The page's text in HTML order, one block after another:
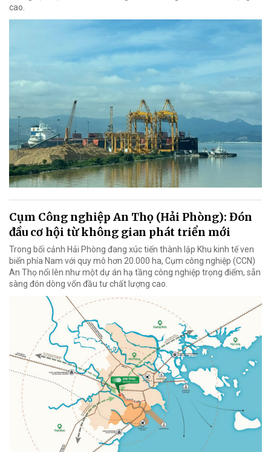
cao.
Cụm Công nghiệp An Thọ (Hải Phòng): Đón
đầu cơ hội từ không gian phát triển mới
Trong bối cảnh Hải Phòng đang xúc tiến thành lập Khu kinh tế ven
biển phía Nam với quy mô hơn 20.000 ha, Cụm công nghiệp (CCN)
An Thọ nổi lên như một dự án hạ tầng công nghiệp trọng điểm, sẵn
sàng đón dòng vốn đầu tư chất lượng cao.